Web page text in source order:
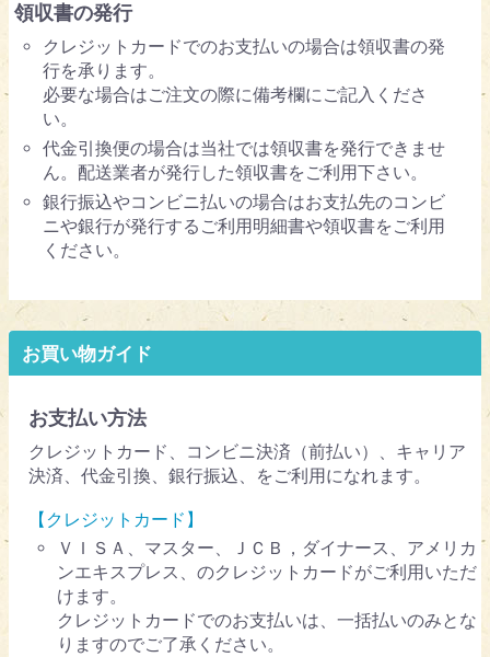
領収書の発行
クレジットカードでのお支払いの場合は領収書の発
行を承ります。
必要な場合はご注文の際に備考欄にご記入くださ
い。
代金引換便の場合は当社では領収書を発行できませ
ん。配送業者が発行した領収書をご利用下さい。
銀行振込やコンビニ払いの場合はお支払先のコンビ
ニや銀行が発行するご利用明細書や領収書をご利用
ください。
お買い物ガイド
お支払い方法
クレジットカード、コンビニ決済（前払い）、キャリア
決済、代金引換、銀行振込、をご利用になれます。
【クレジットカード】
ＶＩＳＡ、マスター、ＪＣＢ，ダイナース、アメリカ
ンエキスプレス、のクレジットカードがご利用いただ
けます。
クレジットカードでのお支払いは、一括払いのみとな
りますのでご了承ください。